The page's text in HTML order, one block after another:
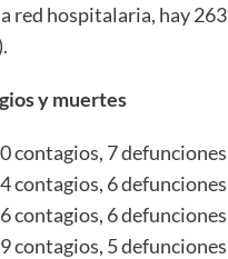
red hospitalaria, hay 263
y muertes
contagios, 7 defunciones
contagios, 6 defunciones
contagios, 6 defunciones
contagios, 5 defunciones